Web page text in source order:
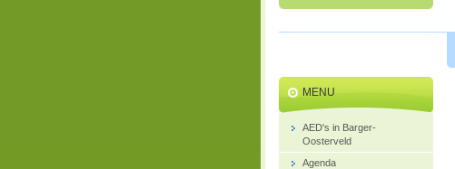
MENU
AED's in Barger-
Oosterveld
Agenda